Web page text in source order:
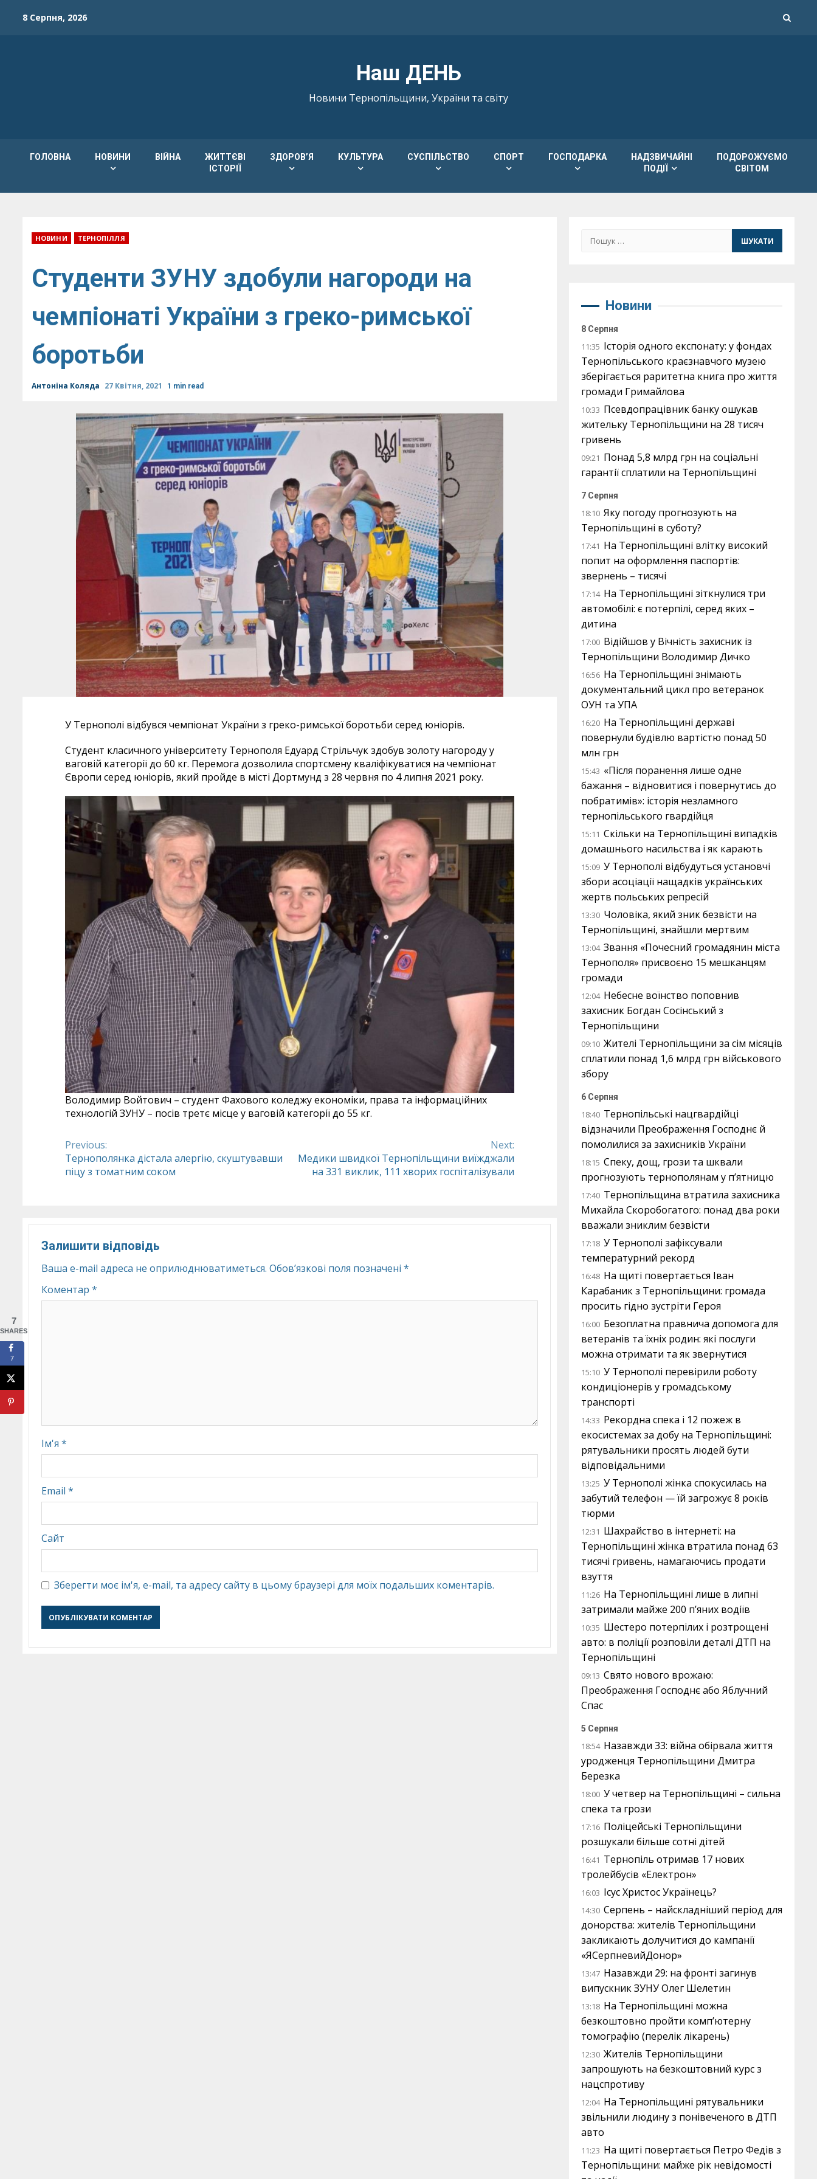
8 Серпня, 2026
Наш ДЕНЬ
Новини Тернопільщини, України та світу
ГОЛОВНА НОВИНИ ВІЙНА
ЖИТТЄВІ
ІСТОРІЇ
ЗДОРОВ’Я КУЛЬТУРА СУСПІЛЬСТВО СПОРТ ГОСПОДАРКА
НАДЗВИЧАЙНІ
ПОДІЇ
ПОДОРОЖУЄМО
СВІТОМ
НОВИНИ ТЕРНОПІЛЛЯ
Студенти ЗУНУ здобули нагороди на
чемпіонаті України з греко-римської
боротьби
Антоніна Коляда 27 Квітня, 2021 1 min read
У Тернополі відбувся чемпіонат України з греко-римської боротьби серед юніорів.
Студент класичного університету Тернополя Едуард Стрільчук здобув золоту нагороду у
ваговій категорії до 60 кг. Перемога дозволила спортсмену кваліфікуватися на чемпіонат
Європи серед юніорів, який пройде в місті Дортмунд з 28 червня по 4 липня 2021 року.
Володимир Войтович – студент Фахового коледжу економіки, права та інформаційних
технологій ЗУНУ – посів третє місце у ваговій категорії до 55 кг.
Continue
Reading
Previous:
Тернополянка дістала алергію, скуштувавши
піцу з томатним соком
Next:
Медики швидкої Тернопільщини виїжджали
на 331 виклик, 111 хворих госпіталізували
Залишити відповідь
Ваша e-mail адреса не оприлюднюватиметься. Обов’язкові поля позначені *
Коментар *
Ім'я *
Email *
Сайт
Зберегти моє ім'я, e-mail, та адресу сайту в цьому браузері для моїх подальших коментарів.
Пошук:
Новини
8 Серпня
11:35 Історія одного експонату: у фондах
Тернопільського краєзнавчого музею
зберігається раритетна книга про життя
громади Гримайлова
10:33 Псевдопрацівник банку ошукав
жительку Тернопільщини на 28 тисяч
гривень
09:21 Понад 5,8 млрд грн на соціальні
гарантії сплатили на Тернопільщині
7 Серпня
18:10 Яку погоду прогнозують на
Тернопільщині в суботу?
17:41 На Тернопільщині влітку високий
попит на оформлення паспортів:
звернень – тисячі
17:14 На Тернопільщині зіткнулися три
автомобілі: є потерпілі, серед яких –
дитина
17:00 Відійшов у Вічність захисник із
Тернопільщини Володимир Дичко
16:56 На Тернопільщині знімають
документальний цикл про ветеранок
ОУН та УПА
16:20 На Тернопільщині державі
повернули будівлю вартістю понад 50
млн грн
15:43 «Після поранення лише одне
бажання – відновитися і повернутись до
побратимів»: історія незламного
тернопільського гвардійця
15:11 Скільки на Тернопільщині випадків
домашнього насильства і як карають
15:09 У Тернополі відбудуться установчі
збори асоціації нащадків українських
жертв польських репресій
13:30 Чоловіка, який зник безвісти на
Тернопільщині, знайшли мертвим
13:04 Звання «Почесний громадянин міста
Тернополя» присвоєно 15 мешканцям
громади
12:04 Небесне воїнство поповнив
захисник Богдан Сосінський з
Тернопільщини
09:10 Жителі Тернопільщини за сім місяців
сплатили понад 1,6 млрд грн військового
збору
6 Серпня
18:40 Тернопільські нацгвардійці
відзначили Преображення Господнє й
помолилися за захисників України
18:15 Спеку, дощ, грози та шквали
прогнозують тернополянам у п’ятницю
17:40 Тернопільщина втратила захисника
Михайла Скоробогатого: понад два роки
вважали зниклим безвісти
17:18 У Тернополі зафіксували
температурний рекорд
16:48 На щиті повертається Іван
Карабаник з Тернопільщини: громада
просить гідно зустріти Героя
16:00 Безоплатна правнича допомога для
ветеранів та їхніх родин: які послуги
можна отримати та як звернутися
15:10 У Тернополі перевірили роботу
кондиціонерів у громадському
транспорті
14:33 Рекордна спека і 12 пожеж в
екосистемах за добу на Тернопільщині:
рятувальники просять людей бути
відповідальними
13:25 У Тернополі жінка спокусилась на
забутий телефон — їй загрожує 8 років
тюрми
12:31 Шахрайство в інтернеті: на
Тернопільщині жінка втратила понад 63
тисячі гривень, намагаючись продати
взуття
11:26 На Тернопільщині лише в липні
затримали майже 200 п’яних водіїв
10:35 Шестеро потерпілих і розтрощені
авто: в поліції розповіли деталі ДТП на
Тернопільщині
09:13 Свято нового врожаю:
Преображення Господнє або Яблучний
Спас
5 Серпня
18:54 Назавжди 33: війна обірвала життя
уродженця Тернопільщини Дмитра
Березка
18:00 У четвер на Тернопільщині – сильна
спека та грози
17:16 Поліцейські Тернопільщини
розшукали більше сотні дітей
16:41 Тернопіль отримав 17 нових
тролейбусів «Електрон»
16:03 Ісус Христос Українець?
14:30 Серпень – найскладніший період для
донорства: жителів Тернопільщини
закликають долучитися до кампанії
«ЯСерпневийДонор»
13:47 Назавжди 29: на фронті загинув
випускник ЗУНУ Олег Шелетин
13:18 На Тернопільщині можна
безкоштовно пройти комп’ютерну
томографію (перелік лікарень)
12:30 Жителів Тернопільщини
запрошують на безкоштовний курс з
нацспротиву
12:04 На Тернопільщині рятувальники
звільнили людину з понівеченого в ДТП
авто
11:23 На щиті повертається Петро Федів з
Тернопільщини: майже рік невідомості
7
SHARES
7